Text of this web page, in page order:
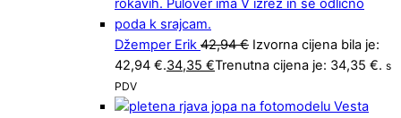
Džemper Erik 42,94€ Izvorna cijena bila je:
42,94 €.34,35 €Trenutna cijena je: 34,35 €. s
PDV
Vesta